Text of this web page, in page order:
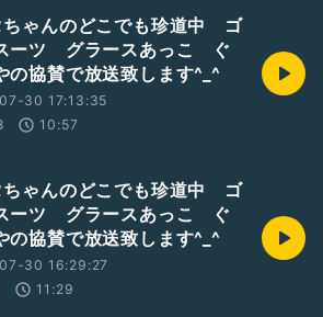
ちゃんのどこでも珍道中 ゴ
ーツ グラースあっこ ぐ
の協賛で放送致します^_^
30 17:13:35
10:57
ちゃんのどこでも珍道中 ゴ
ーツ グラースあっこ ぐ
の協賛で放送致します^_^
30 16:29:27
11:29